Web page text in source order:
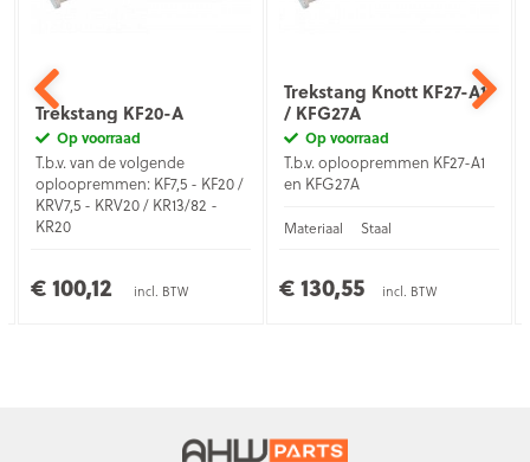
Trekstang KF20-A
Op voorraad
T.b.v. van de volgende
oploopremmen: KF7,5 - KF20 /
KRV7,5 - KRV20 / KR13/82 -
KR20
€ 100,12 incl. BTW
Trekstang Knott KF27-A1
/ KFG27A
Op voorraad
T.b.v. oploopremmen KF27-A1
en KFG27A
Materiaal Staal
€ 130,55 incl. BTW